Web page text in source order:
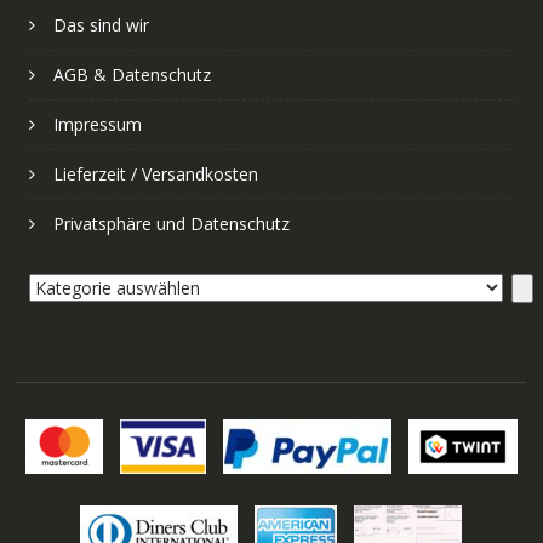
Das sind wir
AGB & Datenschutz
Impressum
Lieferzeit / Versandkosten
Privatsphäre und Datenschutz
Kategorie